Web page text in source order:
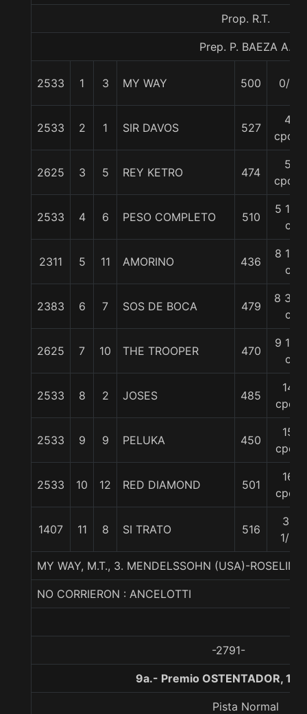
Prop. R.T.
Prep. P. BAEZA A.
2533 1 3 MY WAY 500 0/0
2533 2 1 SIR DAVOS 527
4
cpos.
2625 3 5 REY KETRO 474
5
cpos.
2533 4 6 PESO COMPLETO 510
5 1/4
c
2311 5 11 AMORINO 436
8 1/2
c
2383 6 7 SOS DE BOCA 479
8 3/4
c
2625 7 10 THE TROOPER 470
9 1/2
c
2533 8 2 JOSES 485
14
cpos
2533 9 9 PELUKA 450
15
cpos
2533 10 12 RED DIAMOND 501
16
cpos
1407 11 8 SI TRATO 516
31
1/2
MY WAY, M.T., 3. MENDELSSOHN (USA)-
NO CORRIERON : ANCELOTTI
-2791-
9a.- Premio OSTENTADOR,
Pista Normal